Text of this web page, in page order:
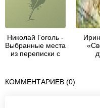
Николай Гоголь -
Выбранные места
из переписки с
КОММЕНТАРИЕВ (0)